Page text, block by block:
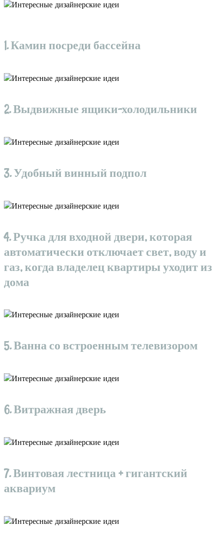
1. Камин посреди бассейна
2. Выдвижные ящики-холодильники
3. Удобный винный подпол
4. Ручка для входной двери, которая
автоматически отключает свет, воду и
газ, когда владелец квартиры уходит из
дома
5. Ванна со встроенным телевизором
6. Витражная дверь
7. Винтовая лестница + гигантский
аквариум